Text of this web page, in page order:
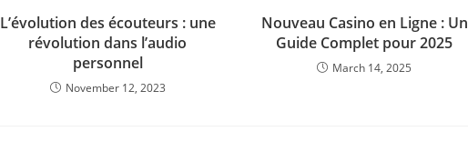
L’évolution des écouteurs : une
révolution dans l’audio
personnel
November 12, 2023
Nouveau Casino en Ligne : Un
Guide Complet pour 2025
March 14, 2025